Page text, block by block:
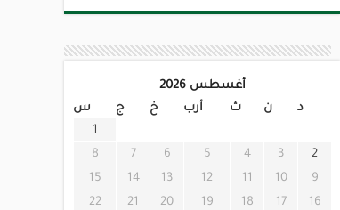
أغسطس 2026
د
ن ث أرب خ ج
س
1
2
3
4
5
6
7
8
9
10
11
12
13
14
15
16
17
18
19
20
21
22